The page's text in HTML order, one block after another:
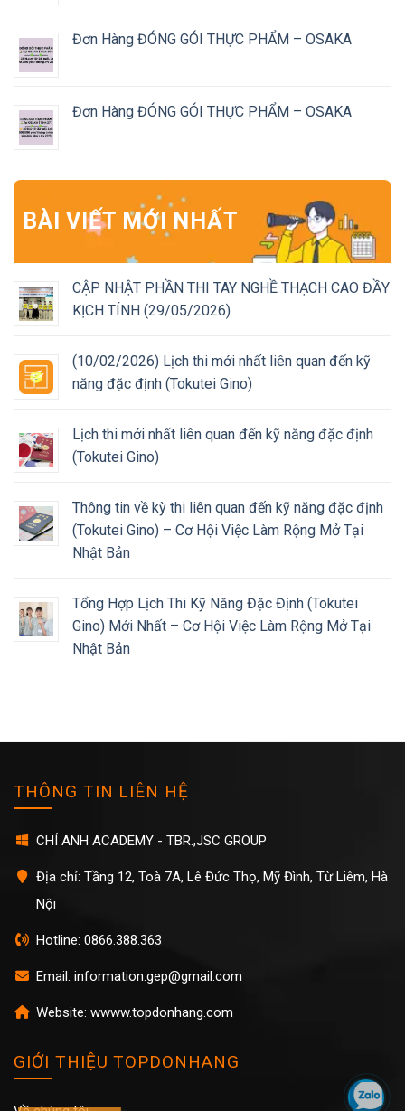
Đơn Hàng ĐÓNG GÓI THỰC PHẨM – OSAKA
Đơn Hàng ĐÓNG GÓI THỰC PHẨM – OSAKA
BÀI VIẾT MỚI NHẤT
CẬP NHẬT PHẦN THI TAY NGHỀ THẠCH CAO ĐẦY
KỊCH TÍNH (29/05/2026)
(10/02/2026) Lịch thi mới nhất liên quan đến kỹ
năng đặc định (Tokutei Gino)
Lịch thi mới nhất liên quan đến kỹ năng đặc định
(Tokutei Gino)
Thông tin về kỳ thi liên quan đến kỹ năng đặc định
(Tokutei Gino) – Cơ Hội Việc Làm Rộng Mở Tại
Nhật Bản
Tổng Hợp Lịch Thi Kỹ Năng Đặc Định (Tokutei
Gino) Mới Nhất – Cơ Hội Việc Làm Rộng Mở Tại
Nhật Bản
THÔNG TIN LIÊN HỆ
CHÍ ANH ACADEMY - TBR.,JSC GROUP
Địa chỉ: Tầng 12, Toà 7A, Lê Đức Thọ, Mỹ Đình, Từ Liêm, Hà
Nội
Hotline: 0866.388.363
Email: information.gep@gmail.com
Website: wwww.topdonhang.com
GIỚI THIỆU TOPDONHANG